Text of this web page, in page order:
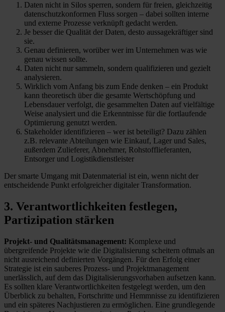
Daten nicht in Silos sperren, sondern für freien, gleichzeitig
datenschutzkonformen Fluss sorgen – dabei sollten interne
und externe Prozesse verknüpft gedacht werden.
Je besser die Qualität der Daten, desto aussagekräftiger sind
sie.
Genau definieren, worüber wer im Unternehmen was wie
genau wissen sollte.
Daten nicht nur sammeln, sondern qualifizieren und gezielt
analysieren.
Wirklich vom Anfang bis zum Ende denken – ein Produkt
kann theoretisch über die gesamte Wertschöpfung und
Lebensdauer verfolgt, die gesammelten Daten auf vielfältige
Weise analysiert und die Erkenntnisse für die fortlaufende
Optimierung genutzt werden.
Stakeholder identifizieren – wer ist beteiligt? Dazu zählen
z.B. relevante Abteilungen wie Einkauf, Lager und Sales,
außerdem Zulieferer, Abnehmer, Rohstofflieferanten,
Entsorger und Logistikdienstleister
Der smarte Umgang mit Datenmaterial ist ein, wenn nicht der
entscheidende Punkt erfolgreicher digitaler Transformation.
3. Verantwortlichkeiten festlegen,
Partizipation stärken
Projekt- und Qualitätsmanagement: Komplexe und
übergreifende Projekte wie die Digitalisierung scheitern oftmals an
nicht ausreichend definierten Vorgängen. Für den Erfolg einer
Strategie ist ein sauberes Prozess- und Projektmanagement
unerlässlich, auf dem das Digitalisierungsvorhaben aufsetzen kann.
Es sollten klare Verantwortlichkeiten festgelegt werden, um den
Überblick zu behalten, Fortschritte und Hemmnisse zu identifizieren
und ein späteres Nachjustieren zu ermöglichen. Eine grundlegende